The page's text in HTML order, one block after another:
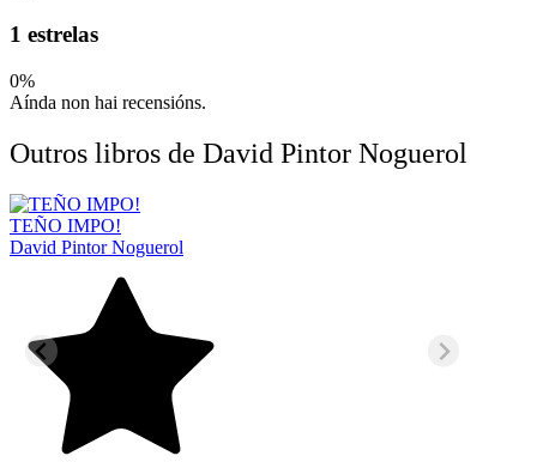
1 estrelas
0%
Aínda non hai recensións.
Outros libros de David Pintor Noguerol
TEÑO IMPO!
David Pintor Noguerol